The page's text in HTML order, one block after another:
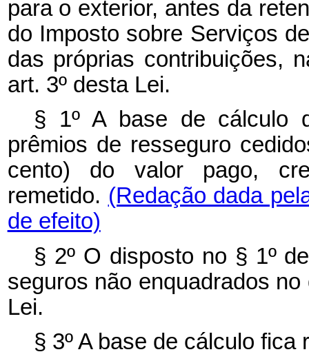
para o exterior, antes da
do Imposto sobre Serviços
das próprias contribuições,
art. 3º desta Lei.
§ 1º A base de cálculo
prêmios de resseguro
cento) do valor pago,
remetido. (Redação dada
de efeito)
§ 2º O disposto no § 1º
seguros não enquadrados
Lei.
§ 3º A base de cálculo fica